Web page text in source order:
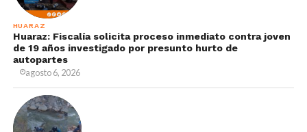
HUARAZ
Huaraz: Fiscalía solicita proceso inmediato contra joven
de 19 años investigado por presunto hurto de
autopartes
agosto 6, 2026